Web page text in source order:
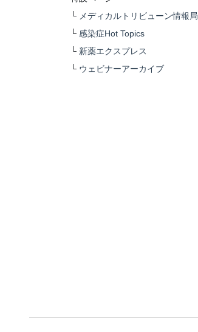
└ メディカルトリビューン情報局
└ 感染症Hot Topics
└ 新薬エクスプレス
└ ウェビナーアーカイブ